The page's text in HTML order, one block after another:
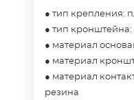
● тип крепления:
● тип
● материал
● материал
● материал
резина